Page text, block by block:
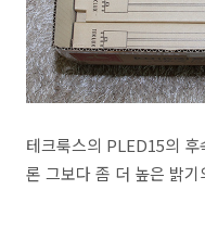
테크룩스의 PLED15의
론 그보다 좀 더 높은 밝